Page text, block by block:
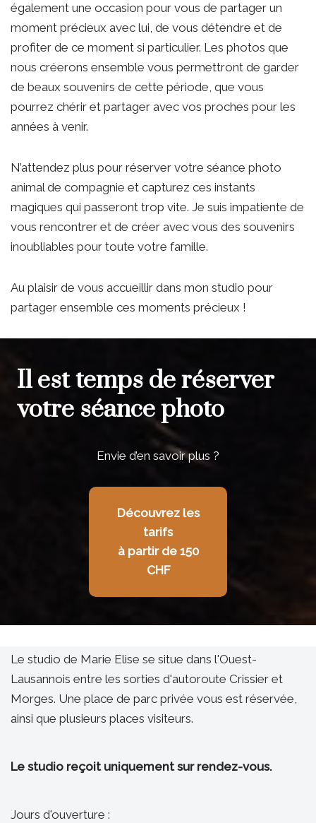
également une occasion pour vous de partager un
moment précieux avec lui, de vous détendre et de
profiter de ce moment si particulier. Les photos que
nous créerons ensemble vous permettront de garder
de beaux souvenirs de cette période, que vous
pourrez chérir et partager avec vos proches pour les
années à venir.
N’attendez plus pour réserver votre séance photo
animal de compagnie et capturez ces instants
magiques qui passeront trop vite. Je suis impatiente de
vous rencontrer et de créer avec vous des souvenirs
inoubliables pour toute votre famille.
Au plaisir de vous accueillir dans mon studio pour
partager ensemble ces moments précieux !
Il est temps de réserver
votre séance photo
Envie d’en savoir plus ?
Découvrez les
tarifs
à partir de 150
CHF
Le studio de Marie Elise se situe dans l'Ouest-
Lausannois entre les sorties d'autoroute Crissier et
Morges. Une place de parc privée vous est réservée,
ainsi que plusieurs places visiteurs.
Le studio reçoit uniquement sur rendez-vous.
Jours d'ouverture :